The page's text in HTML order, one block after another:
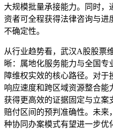
大规模批量承接能力。同时，
资者可全程获得法律咨询与进
不确定性。
从行业趋势看，武汉A股股票
晰：属地化服务能力与全国
障维权实效的核心路径。对
响应速度和跨区域资源整合
获得更高效的证据固定与立案
赔付区间的预判准确性。未
种协同办案模式有望进一步优